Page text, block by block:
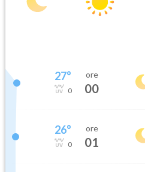
27°
0
ore
00
26°
0
ore
01